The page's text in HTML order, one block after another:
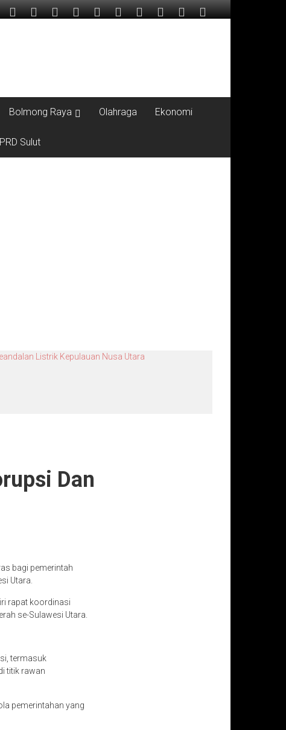
Bolmong Raya Olahraga Ekonomi
Sulut
Listrik Kepulauan Nusa Utara
Dan
bagi pemerintah
Utara.
rapat koordinasi
se-Sulawesi Utara.
termasuk
titik rawan
pemerintahan yang